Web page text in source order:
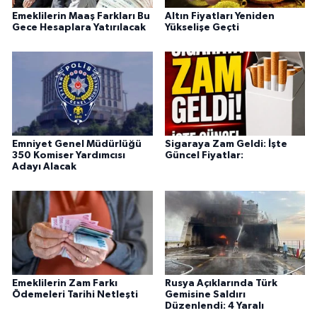
Emeklilerin Maaş Farkları Bu
Gece Hesaplara Yatırılacak
Altın Fiyatları Yeniden
Yükselişe Geçti
Emniyet Genel Müdürlüğü
350 Komiser Yardımcısı
Adayı Alacak
Sigaraya Zam Geldi: İşte
Güncel Fiyatlar:
Emeklilerin Zam Farkı
Ödemeleri Tarihi Netleşti
Rusya Açıklarında Türk
Gemisine Saldırı
Düzenlendi: 4 Yaralı